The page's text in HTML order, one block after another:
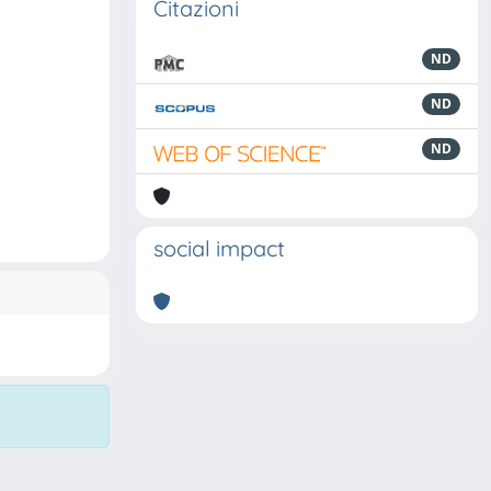
Citazioni
ND
ND
ND
social impact